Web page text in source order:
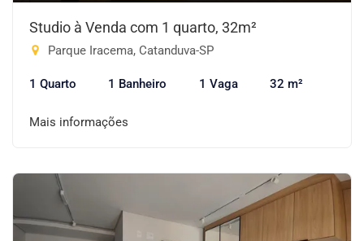
Studio à Venda com 1 quarto, 32m²
Parque Iracema, Catanduva-SP
1 Quarto 1 Banheiro 1 Vaga 32 m²
Mais informações